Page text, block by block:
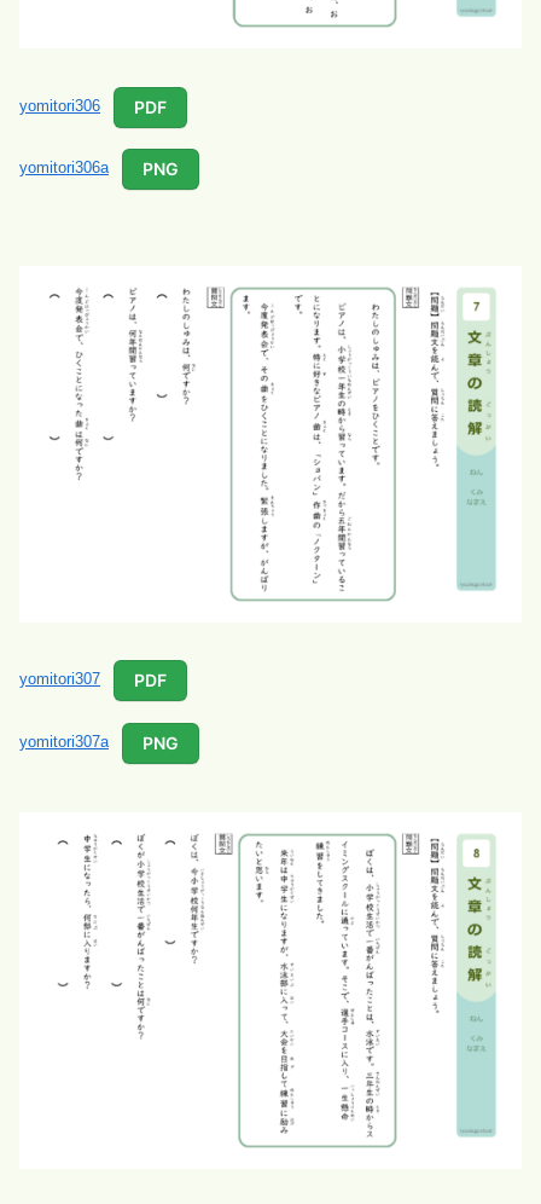
yomitori306 PDF
yomitori306a PNG
yomitori307 PDF
yomitori307a PNG